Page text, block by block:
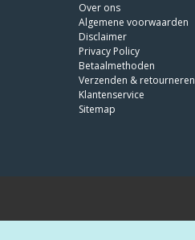
Over ons
Algemene voorwaarden
Disclaimer
Privacy Policy
Betaalmethoden
Verzenden & retourneren
Klantenservice
Sitemap